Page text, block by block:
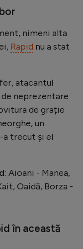
nimeni alta
Rapid nu a stat
atacantul
neprezentare
de grație
un
a trecut și el
: Aioani - Manea,
Oaidă, Borza -
în această